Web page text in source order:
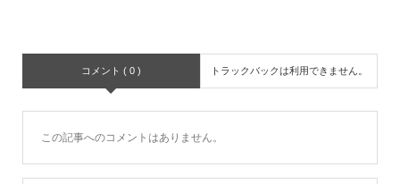
コメント ( 0 ) トラックバックは利用できません。
この記事へのコメントはありません。